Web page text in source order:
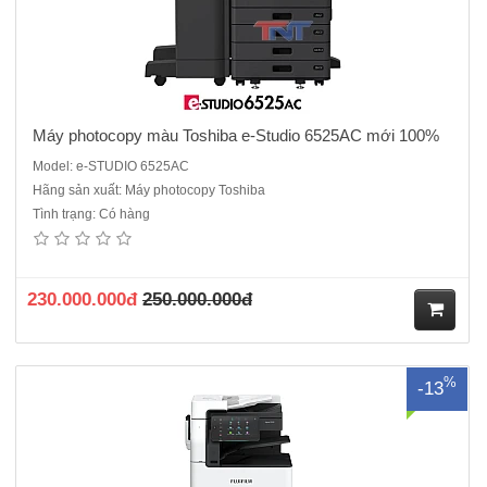
Máy photocopy màu Toshiba e-Studio 6525AC mới 100%
Model: e-STUDIO 6525AC
Hãng sản xuất: Máy photocopy Toshiba
Tình trạng: Có hàng
230.000.000đ 250.000.000đ
ua
-13%
Máy photocopy màu FujiFilm Apeos C3070 là thiết bị đa chức năng
hiện đại, đáp ứng nhu cầu in ấn, sao chép và quét màu với hiệu suất